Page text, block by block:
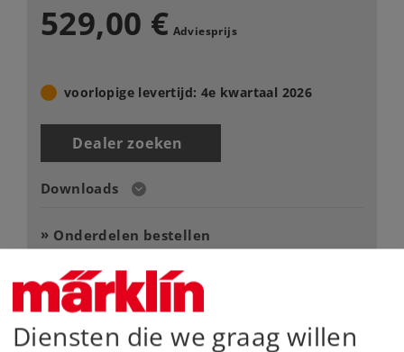
529,00 € Adviesprijs
voorlopige levertijd: 4e kwartaal 2026
Dealer zoeken
Downloads
Onderdelen bestellen
Diensten die we graag willen